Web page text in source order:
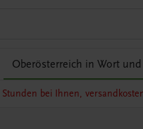
Oberösterreich in Wort und
bei Ihnen,